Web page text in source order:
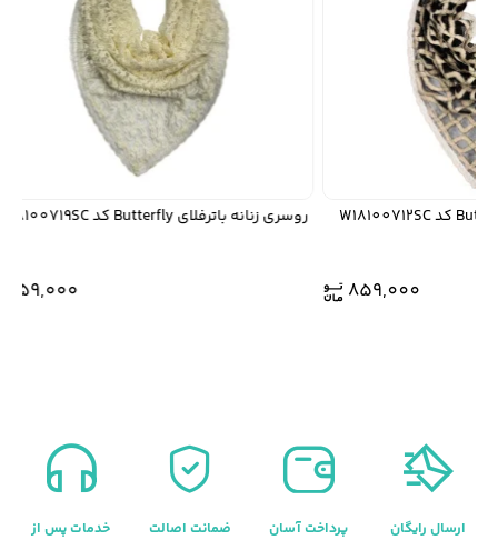
859,000
روسری زنانه باترفلای Butterfly کد W18100719SC
859,000
ارسال رایگان
پرداخت آسان
ضمانت اصالت
خدمات پس از